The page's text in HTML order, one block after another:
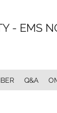
- EMS
Q&A